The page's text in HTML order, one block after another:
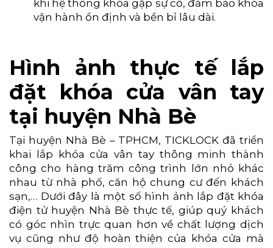
khi hệ thống khóa gặp sự cố, đảm bảo khóa
vận hành ổn định và bền bỉ lâu dài.
Hình ảnh thực tế lắp
đặt khóa cửa vân tay
tại huyện Nhà Bè
Tại huyện Nhà Bè – TPHCM, TICKLOCK đã triển
khai lắp khóa cửa vân tay thông minh thành
công cho hàng trăm công trình lớn nhỏ khác
nhau từ nhà phố, căn hộ chung cư đến khách
sạn,… Dưới đây là một số hình ảnh lắp đặt khóa
điện tử huyện Nhà Bè thực tế, giúp quý khách
có góc nhìn trực quan hơn về chất lượng dịch
vụ cũng như độ hoàn thiện của khóa cửa mà